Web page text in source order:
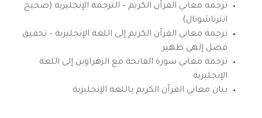
ترجمة معاني القرآن الكريم – الترجمة الإنجليزية (صحيح
انترناشونال)
ترجمة معاني القرآن الكريم إلى اللغة الإنجليزية – تحقيق
فضل إلهي ظهير
ترجمة معاني سورة الفاتحة مع الزهراوين إلى اللغة
الإنجليزية
بيان معاني القرآن الكريم باللغة الإنجليزية